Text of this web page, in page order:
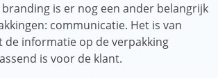
is er nog een ander belangrijk
communicatie. Het is van
de informatie op de verpakking
is voor de klant.